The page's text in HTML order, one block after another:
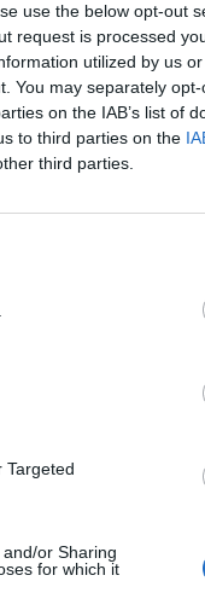
use the below opt-out
request is processed
utilized by us
You may separately
on the IAB’s list of
to third parties on the
third parties.
Targeted
or Sharing
for which it
di
il
in
una
dei
sui
il
sì.
che
e
non è
ha
States?